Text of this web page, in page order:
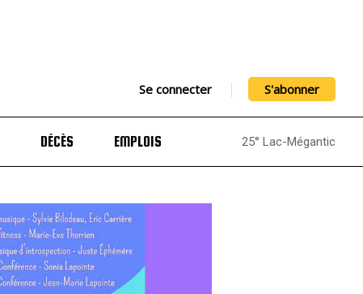
Se connecter S'abonner
DÉCÈS EMPLOIS 25° Lac-Mégantic